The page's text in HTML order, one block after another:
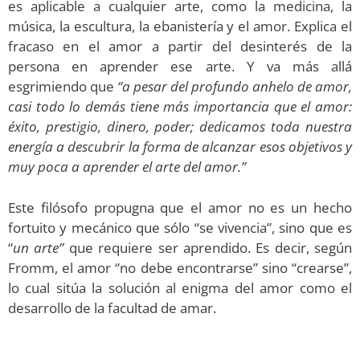
es aplicable a cualquier arte, como la medicina, la
música, la escultura, la ebanistería y el amor. Explica el
fracaso en el amor a partir del desinterés de la
persona en aprender ese arte. Y va más allá
esgrimiendo que “a pesar del profundo anhelo de amor,
casi todo lo demás tiene más importancia que el amor:
éxito, prestigio, dinero, poder; dedicamos toda nuestra
energía a descubrir la forma de alcanzar esos objetivos y
muy poca a aprender el arte del amor.”
Este filósofo propugna que el amor no es un hecho
fortuito y mecánico que sólo “se vivencia”, sino que es
“un arte”que requiere ser aprendido. Es decir, según
Fromm, el amor “no debe encontrarse” sino “crearse”,
lo cual sitúa la solución al enigma del amor como el
desarrollo de la facultad de amar.